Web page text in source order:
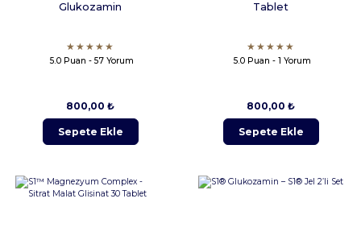
Glukozamin
5.0 Puan - 57 Yorum
800,00 ₺
Sepete Ekle
Tablet
5.0 Puan - 1 Yorum
800,00 ₺
Sepete Ekle